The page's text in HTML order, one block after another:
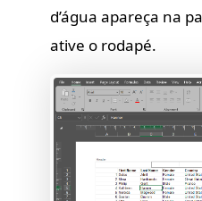
d’água apareça na
ative o rodapé.